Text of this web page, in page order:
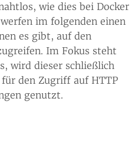
wie dies bei Docker
im folgenden einen
es gibt, auf den
Im Fokus steht
wird dieser schließlich
den Zugriff auf HTTP
genutzt.